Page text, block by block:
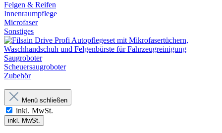
Felgen & Reifen
Innenraumpflege
Microfaser
Sonstiges
Saugroboter
Scheuersaugroboter
Zubehör
Menü schließen
inkl. MwSt.
inkl. MwSt.